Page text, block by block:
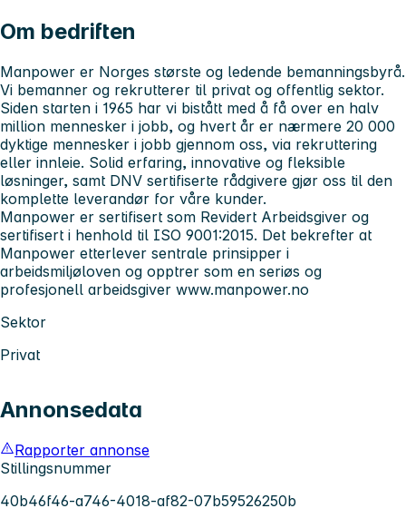
Om bedriften
Manpower er Norges største og ledende bemanningsbyrå.
Vi bemanner og rekrutterer til privat og offentlig sektor.
Siden starten i 1965 har vi bistått med å få over en halv
million mennesker i jobb, og hvert år er nærmere 20 000
dyktige mennesker i jobb gjennom oss, via rekruttering
eller innleie. Solid erfaring, innovative og fleksible
løsninger, samt DNV sertifiserte rådgivere gjør oss til den
komplette leverandør for våre kunder.
Manpower er sertifisert som Revidert Arbeidsgiver og
sertifisert i henhold til ISO 9001:2015. Det bekrefter at
Manpower etterlever sentrale prinsipper i
arbeidsmiljøloven og opptrer som en seriøs og
profesjonell arbeidsgiver www.manpower.no
Sektor
Privat
Annonsedata
Rapporter annonse
Stillingsnummer
40b46f46-a746-4018-af82-07b59526250b